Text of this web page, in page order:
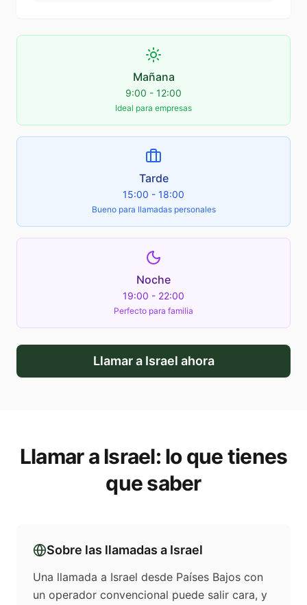
Mañana
9:00 - 12:00
Ideal para empresas
Tarde
15:00 - 18:00
Bueno para llamadas personales
Noche
19:00 - 22:00
Perfecto para familia
Llamar a Israel ahora
Llamar aIsrael: lo que tienes
que saber
Sobre las llamadas a Israel
Una llamada a Israel desde Países Bajos con
un operador convencional puede salir cara, y